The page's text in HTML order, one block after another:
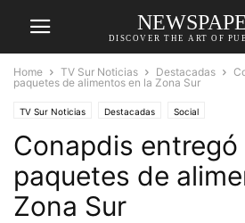
DISCOVER THE ART OF
Home TV Sur Noticias Destacadas
paquetes de alimentos en la Zona Sur
TV Sur Noticias Destacadas Social
Conapdis entregó
paquetes de
Zona Sur